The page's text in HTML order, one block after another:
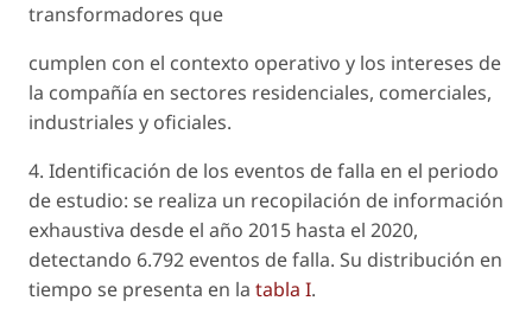
transformadores que
cumplen con el contexto operativo y los intereses de
la compañía en sectores residenciales, comerciales,
industriales y oficiales.
4. Identificación de los eventos de falla en el periodo
de estudio: se realiza un recopilación de información
exhaustiva desde el año 2015 hasta el 2020,
detectando 6.792 eventos de falla. Su distribución en
tiempo se presenta en la tabla I.